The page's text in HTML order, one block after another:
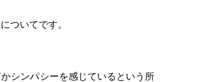
ついてです。
シンパシーを感じているという所